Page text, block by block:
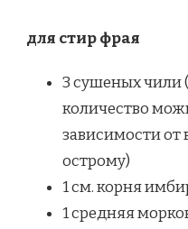
для стир фрая
3 сушеных чили
количество
зависимости от
острому)
1 см. корня
1 средняя